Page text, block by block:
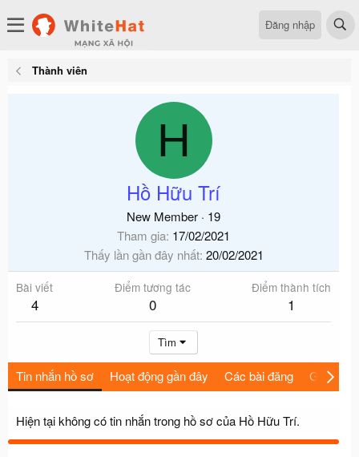
Đăng nhập
Thành viên
H
Hồ Hữu Trí
New Member · 19
Tham gia 17/02/2021
Thấy lần gần đây nhất 20/02/2021
Bài viết
4
Điểm tương tác
0
Điểm thành tích
1
Tìm
Tin nhắn hồ sơ Hoạt động gần đây Các bài đăng Giới thiệu
Hiện tại không có tin nhắn trong hồ sơ của Hồ Hữu Trí.